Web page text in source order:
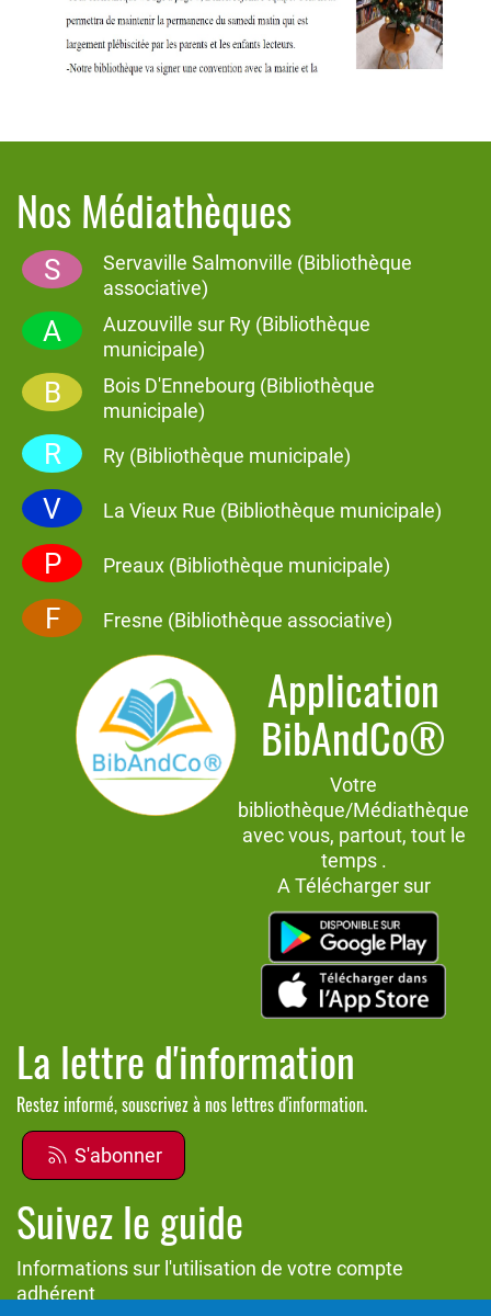
Nos Médiathèques
S
Servaville Salmonville (Bibliothèque
associative)
A
Auzouville sur Ry (Bibliothèque
municipale)
B
Bois D'Ennebourg (Bibliothèque
municipale)
R Ry (Bibliothèque municipale)
V La Vieux Rue (Bibliothèque municipale)
P Preaux (Bibliothèque municipale)
F Fresne (Bibliothèque associative)
Application
BibAndCo®
Votre
bibliothèque/Médiathèque
avec vous, partout, tout le
temps .
A Télécharger sur
La lettre d'information
Restez informé, souscrivez à nos lettres d'information.
S'abonner
Suivez le guide
Informations sur l'utilisation de votre compte
adhérent